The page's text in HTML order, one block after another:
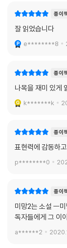
하는 등 글의 질감
는 데 집중하였다.
완서의 「재수굿」
석한 깊이 있는 해설
다사다난한 80년 삶
방대했다. ‘박완서
성을 확인한 축복의
고 파내어도 늘 샘
운 문학의 풍경을 만
박완서의 글은 마치
다. 그리고 마치 보
종이
잘 읽었습니다
e********8
종이
나목을 재미 있게
k*******k
종이
표현력에 감동하
p********0
종이
미망2는 소설 ㅡ
독자들에게 그 이
a******2